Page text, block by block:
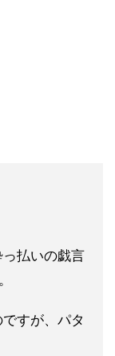
払いの戯言
すが、パタ